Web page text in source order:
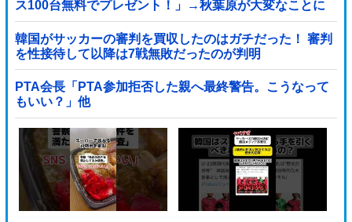
ス100台無料でプレゼント！」→秋葉原が大変なことに
なってしまう
韓国がサッカーの審判を買収したのはガチだった！ 審判
を性接待して以降は7戦無敗だったのが判明
PTA会長「PTA参加拒否した親へ最終警告。こうなって
もいい？」他